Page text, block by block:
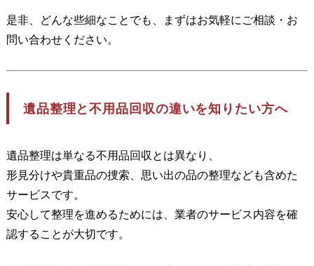
是非、どんな些細なことでも、まずはお気軽にご相談・お
問い合わせください。
遺品整理と不用品回収の違いを知りたい方へ
遺品整理は単なる不用品回収とは異なり、
形見分けや貴重品の捜索、思い出の品の整理なども含めた
サービスです。
安心して整理を進めるためには、業者のサービス内容を確
認することが大切です。